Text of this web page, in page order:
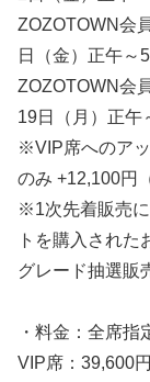
ZOZOTOWN会
日（金）正午～
ZOZOTOWN会
19日（月）正午
※VIP席へのア
のみ +12,100円
※1次先着販売
トを購入され
グレード抽選販
・料金：全席指
VIP席：39,600